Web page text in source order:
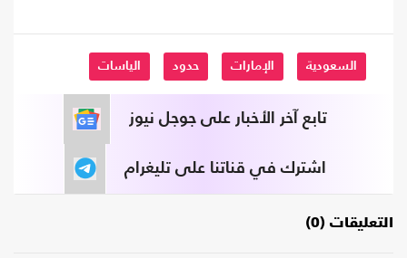
السعودية الإمارات حدود الياسات
تابع آخر الأخبار على جوجل نيوز
اشترك في قناتنا على تليغرام
التعليقات (0)